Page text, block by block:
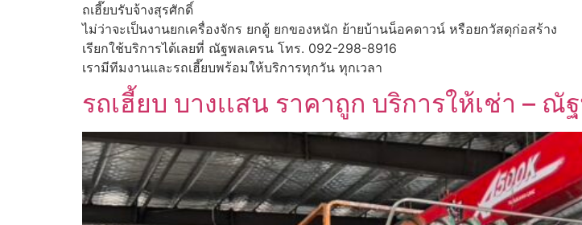
ถเฮี๊ยบรับจ้างสุรศักดิ์
ไม่ว่าจะเป็นงานยกเครื่องจักร ยกตู้ ยกของหนัก ย้ายบ้านน็อคดาวน์ หรือยกวัสดุก่อสร้าง
เรียกใช้บริการได้เลยที่ ณัฐพลเครน โทร. 092-298-8916
เรามีทีมงานและรถเฮี๊ยบพร้อมให้บริการทุกวัน ทุกเวลา
รถเฮี้ยบ บางเเสน ราคาถูก บริการให้เช่า –